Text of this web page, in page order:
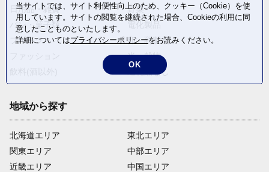
日用品・雑貨
野菜
パン・菓子類
電化製品
フルーツ
卵・乳製品
米・穀物
返礼品なし
地域から探す
北海道エリア
関東エリア
近畿エリア
東北エリア
中部エリア
中国エリア
当サイトでは、サイト利便性向上のため、クッキー（Cookie）を使
用しています。サイトの閲覧を継続された場合、Cookieの利用に同
意したことものといたします。
詳細についてはプライバシーポリシーをお読みください。
OK